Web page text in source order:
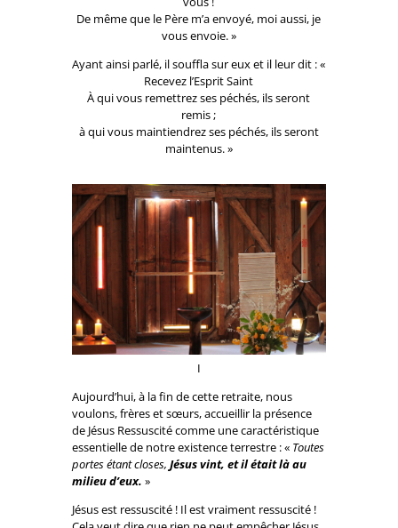
De même que le Père m’a envoyé, moi aussi, je
vous envoie. »
Ayant ainsi parlé, il souffla sur eux et il leur dit : «
Recevez l’Esprit Saint
À qui vous remettrez ses péchés, ils seront
remis ;
à qui vous maintiendrez ses péchés, ils seront
maintenus. »
I
Aujourd’hui, à la fin de cette retraite, nous
voulons, frères et sœurs, accueillir la présence
de Jésus Ressuscité comme une caractéristique
essentielle de notre existence terrestre : « Toutes
portes étant closes, Jésus vint, et il était là au
milieu d’eux. »
Jésus est ressuscité ! Il est vraiment ressuscité !